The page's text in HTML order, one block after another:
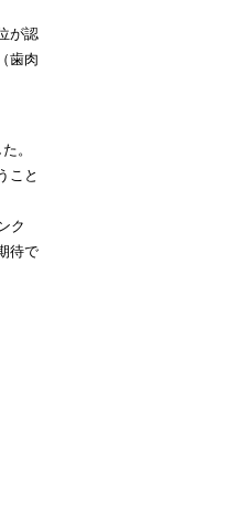
が認
歯肉
。
こと
ク
待で